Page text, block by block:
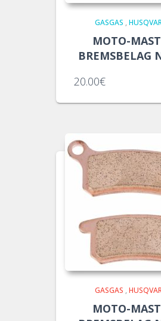
GASGAS ,
MOTO-
BREMSBELAG
20.00€
GASGAS ,
MOTO-